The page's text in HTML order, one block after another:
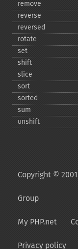
remove
reverse
reversed
rotate
set
shift
slice
sort
sorted
sum
unshift
Copyright ©
Group
My PHP.net
Privacy policy